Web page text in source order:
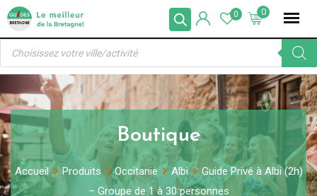
Skip
content
0
0
Recherche
produits
Boutique
Accueil Produits Occitanie Albi
Guide Privé à Albi (2h)
– Groupe de 1 à 30 personnes